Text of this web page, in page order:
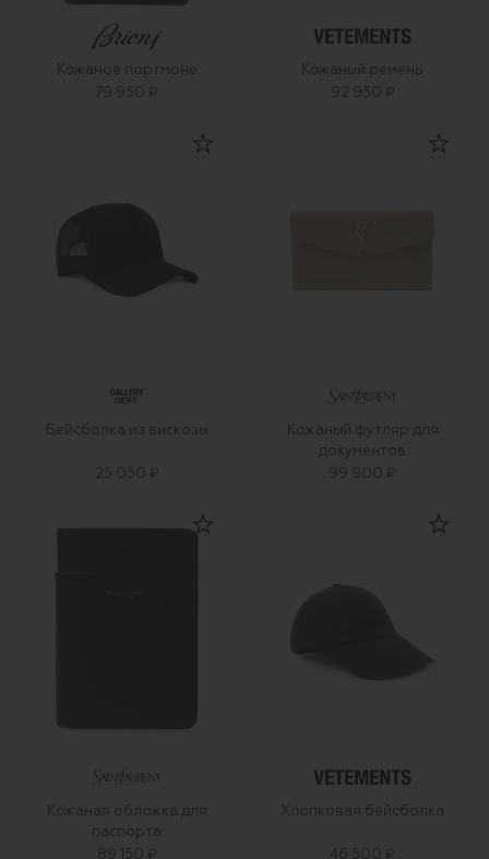
Кожаное портмоне
79 950 ₽
Кожаный ремень
92 950 ₽
Бейсболка из вискозы
25 050 ₽
Кожаный футляр для
документов
99 900 ₽
Кожаная обложка для
паспорта
89 150 ₽
Хлопковая бейсболка
46 500 ₽